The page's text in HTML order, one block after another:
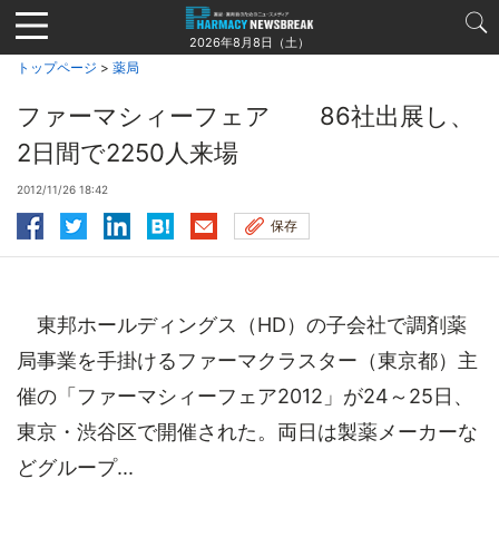
Jump
to
navigation
2026年8月8日（土）
トップページ > 薬局
ファーマシィーフェア 86社出展し、
2日間で2250人来場
2012/11/26 18:42
保存
東邦ホールディングス（HD）の子会社で調剤薬
局事業を手掛けるファーマクラスター（東京都）主
催の「ファーマシィーフェア2012」が24～25日、
東京・渋谷区で開催された。両日は製薬メーカーな
どグループ...